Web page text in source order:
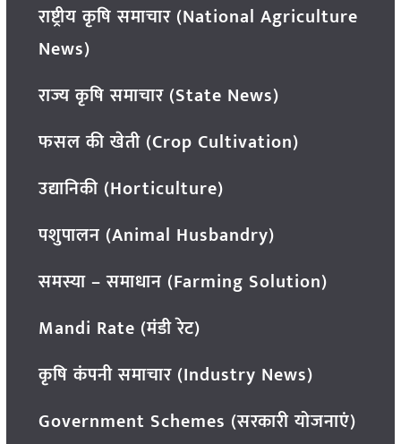
राष्ट्रीय कृषि समाचार (National Agriculture
News)
राज्य कृषि समाचार (State News)
फसल की खेती (Crop Cultivation)
उद्यानिकी (Horticulture)
पशुपालन (Animal Husbandry)
समस्या – समाधान (Farming Solution)
Mandi Rate (मंडी रेट)
कृषि कंपनी समाचार (Industry News)
Government Schemes (सरकारी योजनाएं)